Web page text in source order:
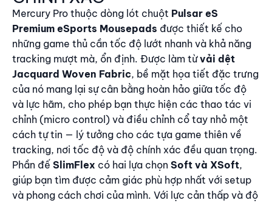
Mercury Pro thuộc dòng lót chuột Pulsar eS
Premium eSports Mousepads được thiết kế cho
những game thủ cần tốc độ lướt nhanh và khả năng
tracking mượt mà, ổn định. Được làm từvải dệt
Jacquard Woven Fabric, bề mặt họa tiết đặc trưng
của nó mang lại sự cân bằng hoàn hảo giữa tốc độ
và lực hãm, cho phép bạn thực hiện các thao tác vi
chỉnh (micro control) và điều chỉnh cổ tay nhỏ một
cách tự tin — lý tưởng cho các tựa game thiên về
tracking, nơi tốc độ và độ chính xác đều quan trọng.
Phần đế SlimFlex có hai lựa chọn Soft và XSoft,
giúp bạn tìm được cảm giác phù hợp nhất với setup
và phong cách chơi của mình. Với lực cản thấp và độ